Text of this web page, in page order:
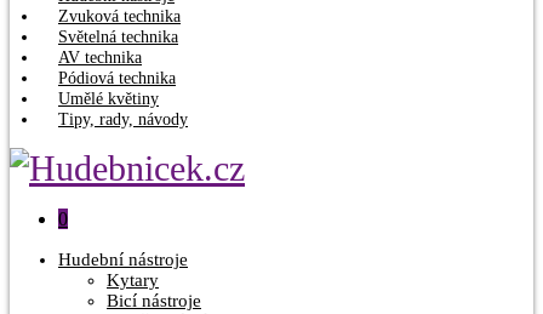
Zvuková technika
Světelná technika
AV technika
Pódiová technika
Umělé květiny
Tipy, rady, návody
0
Hudební nástroje
Kytary
Bicí nástroje